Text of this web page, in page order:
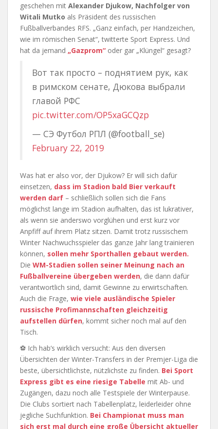
geschehen mit Alexander Djukow, Nachfolger von
Witali Mutko als Präsident des russischen
Fußballverbandes RFS. „Ganz einfach, per Handzeichen,
wie im römischen Senat“, twitterte Sport Express. Und
hat da jemand „Gazprom“ oder gar „Klüngel“ gesagt?
Вот так просто – поднятием рук, как
в римском сенате, Дюкова выбрали
главой РФС
pic.twitter.com/OP5xaGCQzp
— СЭ Футбол РПЛ (@football_se)
February 22, 2019
Was hat er also vor, der Djukow? Er will sich dafür
einsetzen, dass im Stadion bald Bier verkauft
werden darf – schließlich sollen sich die Fans
möglichst lange im Stadion aufhalten, das ist lukrativer,
als wenn sie anderswo vorglühen und erst kurz vor
Anpfiff auf ihrem Platz sitzen. Damit trotz russischem
Winter Nachwuchsspieler das ganze Jahr lang trainieren
können, sollen mehr Sporthallen gebaut werden.
Die WM-Stadien sollen seiner Meinung nach an
Fußballvereine übergeben werden, die dann dafür
verantwortlich sind, damit Gewinne zu erwirtschaften.
Auch die Frage, wie viele ausländische Spieler
russische Profimannschaften gleichzeitig
aufstellen dürfen, kommt sicher noch mal auf den
Tisch.
⚽ Ich hab’s wirklich versucht: Aus den diversen
Übersichten der Winter-Transfers in der Premjer-Liga die
beste, übersichtlichste, nützlichste zu finden. Bei Sport
Express gibt es eine riesige Tabelle mit Ab- und
Zugängen, dazu noch alle Testspiele der Winterpause.
Die Clubs sortiert nach Tabellenplatz, leiderleider ohne
jegliche Suchfunktion. Bei Championat muss man
sich erst mal durch eine große Übersicht aktueller